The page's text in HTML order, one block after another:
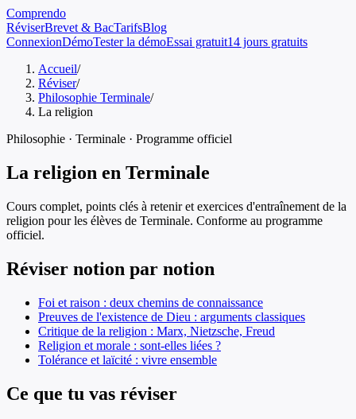
Comprendo
RéviserBrevet & BacTarifsBlog
ConnexionDémoTester la démoEssai gratuit14 jours gratuits
Accueil/
Réviser/
Philosophie Terminale/
La religion
Philosophie · Terminale · Programme officiel
La religion en Terminale
Cours complet, points clés à retenir et exercices d'entraînement de la
religion pour les élèves de Terminale. Conforme au programme
officiel.
Réviser notion par notion
Foi et raison : deux chemins de connaissance
Preuves de l'existence de Dieu : arguments classiques
Critique de la religion : Marx, Nietzsche, Freud
Religion et morale : sont-elles liées ?
Tolérance et laïcité : vivre ensemble
Ce que tu vas réviser